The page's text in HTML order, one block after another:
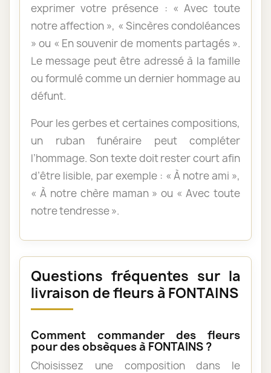
exprimer votre présence : « Avec toute
notre affection », « Sincères condoléances
» ou « En souvenir de moments partagés ».
Le message peut être adressé à la famille
ou formulé comme un dernier hommage au
défunt.
Pour les gerbes et certaines compositions,
un ruban funéraire peut compléter
l’hommage. Son texte doit rester court afin
d’être lisible, par exemple : « À notre ami »,
« À notre chère maman » ou « Avec toute
notre tendresse ».
Questions fréquentes sur la
livraison de fleurs à FONTAINS
Comment commander des fleurs
pour des obsèques à FONTAINS ?
Choisissez une composition dans le